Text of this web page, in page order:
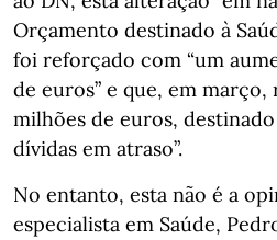
Orçamento destinado à
foi reforçado com “um
de euros” e que, em março,
milhões de euros,
dívidas em atraso”.
No entanto, esta não é a
especialista em Saúde,